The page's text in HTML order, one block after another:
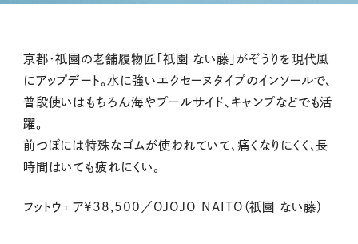
京都･祇園の老舗履物匠「祇園 ない藤」がぞうりを現代風
にアップデート。水に強いエクセーヌタイプのインソールで、
普段使いはもちろん海やプールサイド、キャンプなどでも活
躍。
前つぼには特殊なゴムが使われていて、痛くなりにくく、長
時間はいても疲れにくい。
フットウェア¥38,500／OJOJO NAITO（祇園 ない藤）